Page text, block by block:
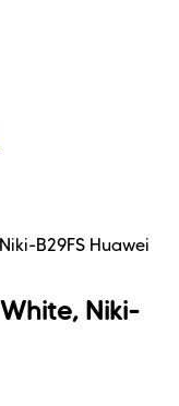
B29FS Huawei
Niki-